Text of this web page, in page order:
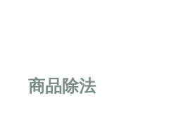
商品除法